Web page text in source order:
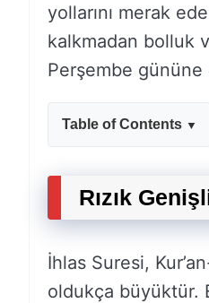
yollarını merak
kalkmadan bolluk
Perşembe gününe
Table of Contents
Rızık
İhlas Suresi,
oldukça büyüktür.